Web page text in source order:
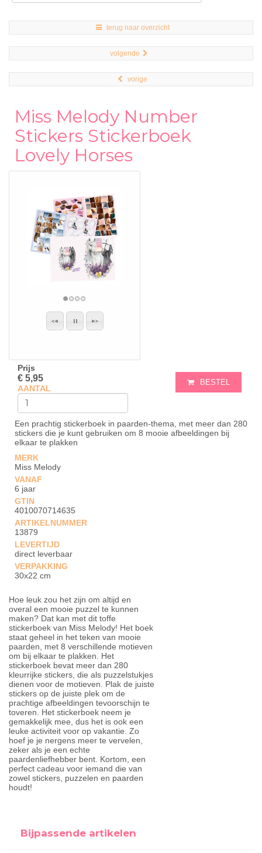
terug naar overzicht
volgende
vorige
Miss Melody Number
Stickers Stickerboek
Lovely Horses
Prijs
€ 5,95
AANTAL
BESTEL
Een prachtig stickerboek in paarden-thema, met meer dan 280
stickers die je kunt gebruiken om 8 mooie afbeeldingen bij
elkaar te plakken
MERK
Miss Melody
VANAF
6 jaar
GTIN
4010070714635
ARTIKELNUMMER
13879
LEVERTIJD
direct leverbaar
VERPAKKING
30x22 cm
Hoe leuk zou het zijn om altijd en
overal een mooie puzzel te kunnen
maken? Dat kan met dit toffe
stickerboek van Miss Melody! Het boek
staat geheel in het teken van mooie
paarden, met 8 verschillende motieven
om bij elkaar te plakken. Het
stickerboek bevat meer dan 280
kleurrijke stickers, die als puzzelstukjes
dienen voor de motieven. Plak de juiste
stickers op de juiste plek om de
prachtige afbeeldingen tevoorschijn te
toveren. Het stickerboek neem je
gemakkelijk mee, dus het is ook een
leuke activiteit voor op vakantie. Zo
hoef je je nergens meer te vervelen,
zeker als je een echte
paardenliefhebber bent. Kortom, een
perfect cadeau voor iemand die van
zowel stickers, puzzelen en paarden
houdt!
Bijpassende artikelen